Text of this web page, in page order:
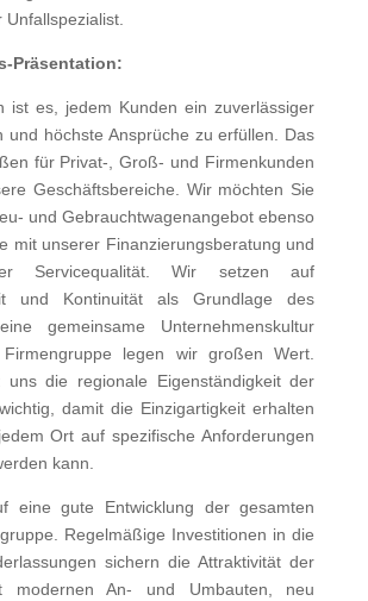
Unfallspezialist.
Präsentation:
ist es, jedem Kunden ein zuverlässiger
und höchste Ansprüche zu erfüllen. Das
für Privat-, Groß- und Firmenkunden
Geschäftsbereiche. Wir möchten Sie
und Gebrauchtwagenangebot ebenso
mit unserer Finanzierungsberatung und
Servicequalität. Wir setzen auf
und Kontinuität als Grundlage des
gemeinsame Unternehmenskultur
legen wir großen Wert.
uns die regionale Eigenständigkeit der
damit die Einzigartigkeit erhalten
Ort auf spezifische Anforderungen
kann.
eine gute Entwicklung der gesamten
Regelmäßige Investitionen in die
sichern die Attraktivität der
modernen An- und Umbauten, neu